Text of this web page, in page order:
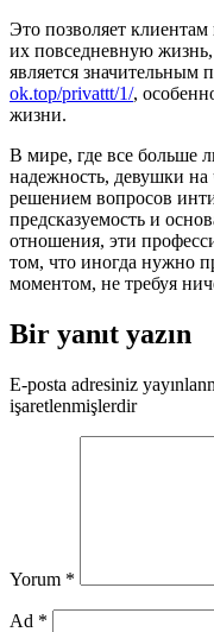
Это позволяет
их повседневную жизнь,
является значительным
ok.top/privattt/1/,
жизни.
В мире, где все больше
надежность, девушки на
решением вопросов
предсказуемость и
отношения, эти
том, что иногда нужно
моментом, не требуя
Bir yanıt yazın
E-posta adresiniz
işaretlenmişlerdir
Yorum *
Ad *